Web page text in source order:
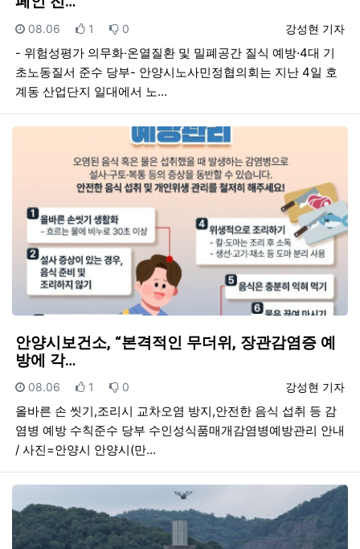
등록자
강성현 기자
등록일
08.06 추천
1 비추천
0
- 위험성평가 의무화·온열질환 및 밀폐공간 질식 예방·4대 기
초노동질서 준수 당부- 안양시노사민정협의회는 지난 4일 호
계동 산업단지 일대에서 노…
안양시보건소, “본격적인 무더위, 장관감염증 예
방에 각…
등록자
강성현 기자
등록일
08.06 추천
1 비추천
0
올바른 손 씻기,조리시 교차오염 방지,안전한 음식 섭취 등 감
염병 예방 수칙준수 당부 수인성식품매개감염병예방관리 안내
/ 사진=안양시 안양시(만…